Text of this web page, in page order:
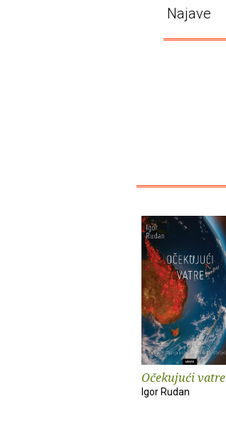
Najave
Očekujući vatre
Igor Rudan